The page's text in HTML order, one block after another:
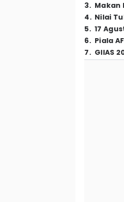
3. Makan
4. Nilai
5. 17
6. Piala
7. GIIAS